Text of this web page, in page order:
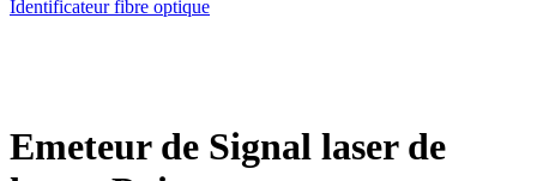
Identificateur fibre optique
Emeteur de Signal laser de